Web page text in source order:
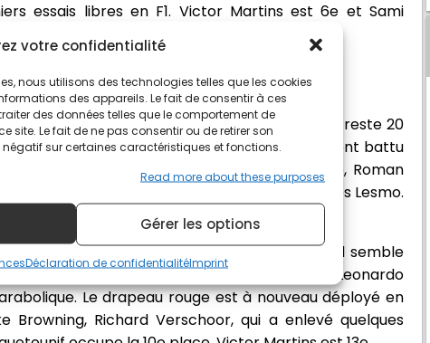
votre confidentialité
nous utilisons des technologies telles que les cookies
des appareils. Le fait de consentir à ces
des données telles que le comportement de
site. Le fait de ne pas consentir ou de retirer son
sur certaines caractéristiques et fonctions.
Read more about these purposes
Gérer les options
Déclaration de confidentialitéImprint
essais libres en F1. Victor Martins est 6e et Sami
Les premiers chronos tombent alors qu'il reste 20
le premier vrai temps de référence, rapidement battu
des temps, en 1'33"735. Oliver Goethe, Roman
Mini est au ralenti, avant de s'arrêter après Lesmo.
est aussi à l'arrêt avant l'entrée des stands.
Arvid Lindblad passe par les stands. Il semble
en tête de la séance, au moment où Leonardo
Le drapeau rouge est à nouveau déployé en
Richard Verschoor, qui a enlevé quelques